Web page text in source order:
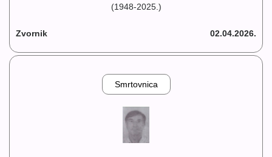
(1948-2025.)
Zvornik 02.04.2026.
Smrtovnica